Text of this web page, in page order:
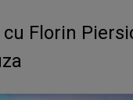
Florin